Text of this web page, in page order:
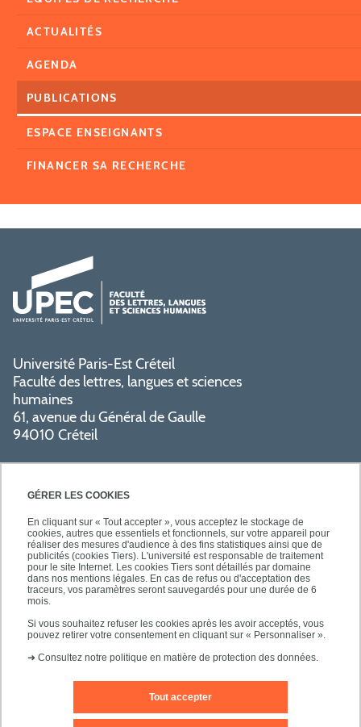
GÉRER LES COOKIES
En cliquant sur « Tout accepter », vous acceptez le stockage de
cookies, autres que essentiels et fonctionnels, sur votre appareil pour
réaliser des mesures d'audience à des fins statistiques ainsi que de
publicités (cookies Tiers). L'université est responsable de traitement
pour le site Internet. Les cookies Tiers sont détaillés par domaine
dans nos mentions légales. En cas de refus ou d'acceptation des
traceurs, vos paramètres seront sauvegardés pour une durée de 6
mois.
Si vous souhaitez refuser les cookies après les avoir acceptés, vous
pouvez retirer votre consentement en cliquant sur « Personnaliser ».
➜ Consultez notre politique en matière de protection des données.
Tout accepter
ACTUALITÉS
AGENDA
PUBLICATIONS
ESPACE ENSEIGNANTS
FINANCER SA RECHERCHE
Université Paris-Est Créteil
Faculté des lettres, langues et sciences
humaines
61, avenue du Général de Gaulle
94010 Créteil
PRATIQUE
NOS FORMATIONS
Nous contacter